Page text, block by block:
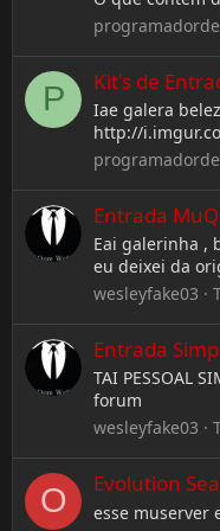
P Kit's de
Iae galera
http://
Entrada
Eai galerinha ,
eu deixei da
wesleyfake03
Entrada
TAI PESSOAL
forum
wesleyfake03
O Evolution
esse muserver